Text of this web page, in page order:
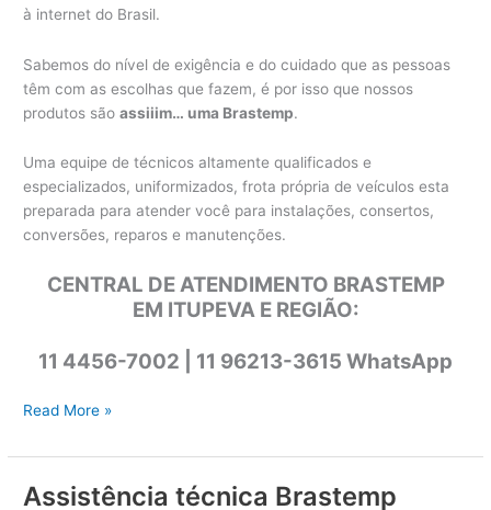
à internet do Brasil.
Sabemos do nível de exigência e do cuidado que as pessoas
têm com as escolhas que fazem, é por isso que nossos
produtos sãoassiiim… uma Brastemp.
Uma equipe de técnicos altamente qualificados e
especializados, uniformizados, frota própria de veículos esta
preparada para atender você para instalações, consertos,
conversões, reparos e manutenções.
CENTRAL DE ATENDIMENTO BRASTEMP
EM ITUPEVA E REGIÃO:
11 4456-7002 | 11 96213-3615 WhatsApp
Assistência
Brastemp
Read More »
Assistência técnica Brastemp